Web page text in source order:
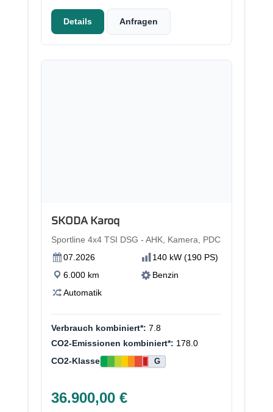
Details Anfragen
SKODA Karoq
Sportline 4x4 TSI DSG - AHK, Kamera, PDC
07.2026
140 kW (190 PS)
6.000 km
Benzin
Automatik
Verbrauch kombiniert*: 7.8
CO2-Emissionen kombiniert*: 178.0
CO2-Klasse
G
36.900,00 €